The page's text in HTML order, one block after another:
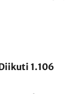
1.106